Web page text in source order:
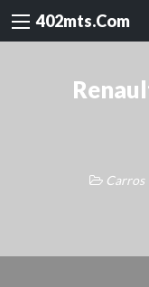
402mts.Com
Carros